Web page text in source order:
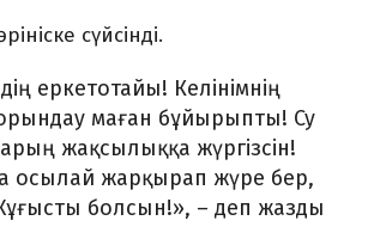
сүйсінді.
еркетотайы! Келінімнің
маған бұйырыпты! Су
жақсылыққа жүргізсін!
осылай жарқырап жүре бер,
болсын!», – деп жазды